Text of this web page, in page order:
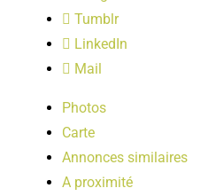
LOISIRS
PUBLICATIONS
Tumblr
LinkedIn
Mail
Photos
Carte
Annonces similaires
A proximité